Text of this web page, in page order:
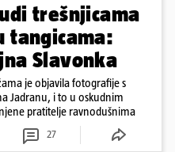
trešnjicama
tangicama:
Slavonka
je objavila fotografije s
Jadranu, i to u oskudnim
pratitelje ravnodušnima
27